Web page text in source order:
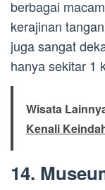
berbagai
kerajinan
juga sangat
hanya sekitar 1
Wisata
Kenali
14.